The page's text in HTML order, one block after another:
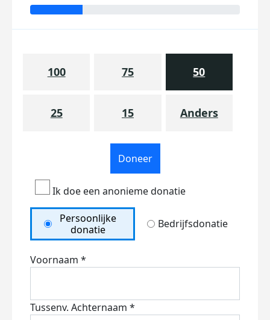
100 75 50
25 15 Anders
Doneer
Ik doe een anonieme donatie
Persoonlijke
donatie
Bedrijfsdonatie
Voornaam *
Tussenv. Achternaam *